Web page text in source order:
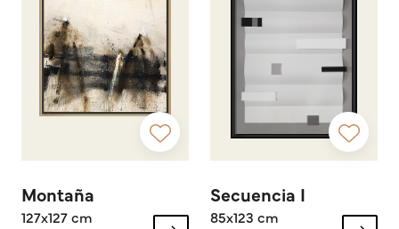
Montaña
127x127 cm
Secuencia I
85x123 cm